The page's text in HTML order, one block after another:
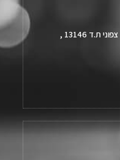
נחל שניר 8 ,יבנה, אזור תעשיה צפוני ת.ד 13146 ,